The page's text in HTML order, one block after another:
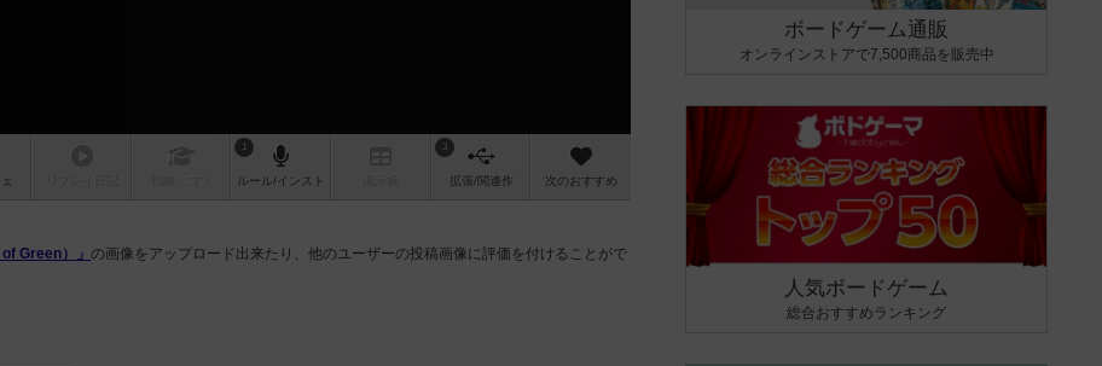
1
ルール/インスト
3
拡張/関連作 次のおすすめ
Green）」 の画像をアップロード出来たり、他のユーザーの投稿画像に評価を付けることがで
ボードゲーム通販
オンラインストアで7,500商品を販売中
人気ボードゲーム
総合おすすめランキング